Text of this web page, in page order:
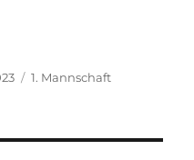
Kategorien
1. Mannschaft